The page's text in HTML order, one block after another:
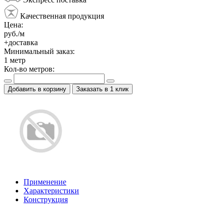
Качественная продукция
Цена:
руб./м
+доставка
Минимальный заказ:
1 метр
Кол-во метров:
Добавить в корзину Заказать в 1 клик
Применение
Характеристики
Конструкция